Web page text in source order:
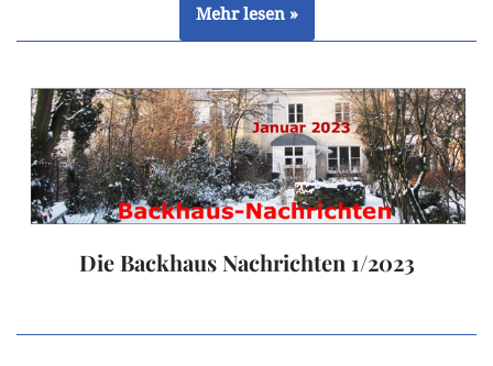
Mehr lesen »
Die Backhaus Nachrichten 1/2023